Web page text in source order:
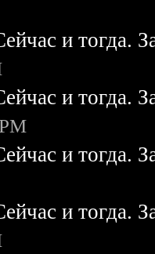
и тогда.
и тогда.
и тогда.
и тогда.